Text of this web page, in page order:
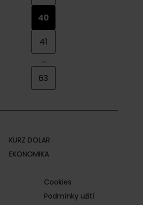
40
41
...
63
KURZ DOLAR
EKONOMIKA
Cookies
Podmínky užití